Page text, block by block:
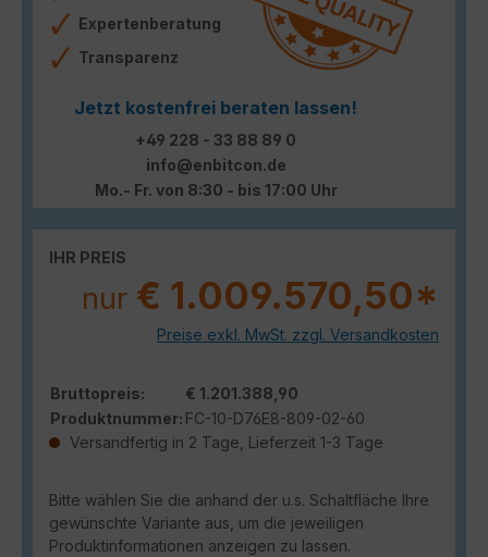
Expertenberatung
Transparenz
Jetzt kostenfrei beraten lassen!
+49 228 - 33 88 89 0
info@enbitcon.de
Mo.- Fr. von 8:30 - bis 17:00 Uhr
IHR PREIS
nur € 1.009.570,50*
Preise exkl. MwSt. zzgl. Versandkosten
Bruttopreis:
€ 1.201.388,90
Produktnummer: FC-10-D76E8-809-02-60
Versandfertig in 2 Tage, Lieferzeit 1-3 Tage
Bitte wählen Sie die anhand der u.s. Schaltfläche Ihre
gewünschte Variante aus, um die jeweiligen
Produktinformationen anzeigen zu lassen.